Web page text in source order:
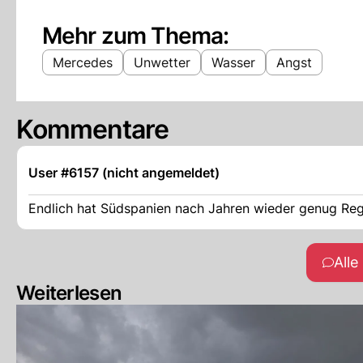
Mehr zum Thema:
Mercedes Unwetter Wasser Angst
Kommentare
User #6157 (nicht angemeldet)
Endlich hat Südspanien nach Jahren wieder genug
Weiterlesen